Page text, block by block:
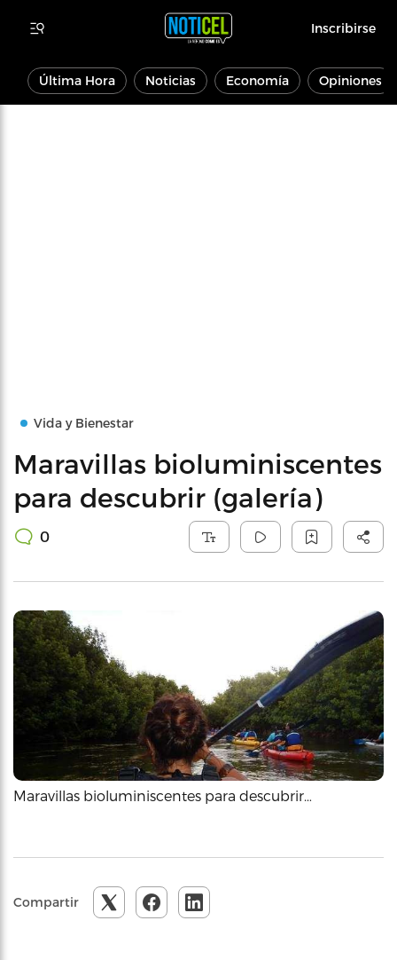
Inscribirse
Última Hora Noticias Economía Opiniones
Vida y Bienestar
Maravillas bioluminiscentes
para descubrir (galería)
0
Maravillas bioluminiscentes para descubrir…
Compartir